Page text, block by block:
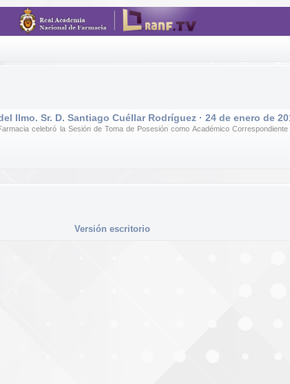
Ilmo. Sr. D. Santiago Cuéllar Rodríguez · 24 de enero de
celebró la Sesión de Toma de Posesión como Académico
Versión escritorio